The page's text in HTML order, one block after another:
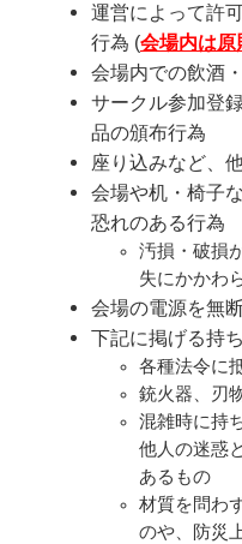
運営によって許
行為 (会場内は原
会場内での飲酒
サークル参加登
品の頒布行為
座り込みなど、
会場や机・椅子
恐れのある行為
汚損・破損
失にかかわ
会場の電源を無
下記に掲げる持
各種法令に
銃火器、刃
混雑時に持
他人の迷惑
あるもの
材質を問わ
のや、防災